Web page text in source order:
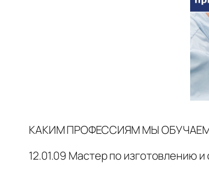
КАКИМ ПРОФЕССИЯМ МЫ
12.01.09 Мастер по изготовлению